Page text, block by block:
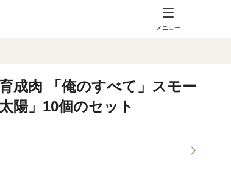
メニュー
成肉 「俺のすべて」スモー
陽」10個のセット